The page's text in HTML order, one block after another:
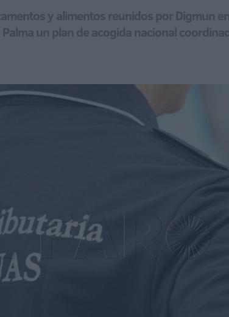
y alimentos reunidos por Digmun
un plan de acogida nacional